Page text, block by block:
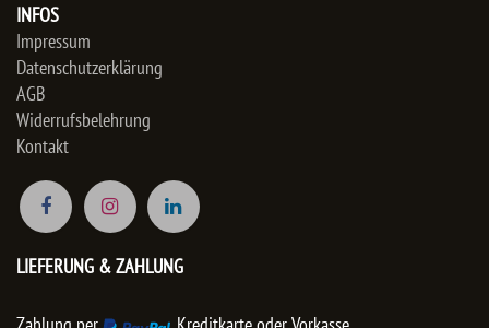
INFOS
Impressum
Datenschutzerklärung
AGB
Widerrufsbelehrung
Kontakt
LIEFERUNG & ZAHLUNG